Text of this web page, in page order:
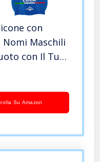
con
Maschili
con Il Tuo
e aderenza |
Su Amazon